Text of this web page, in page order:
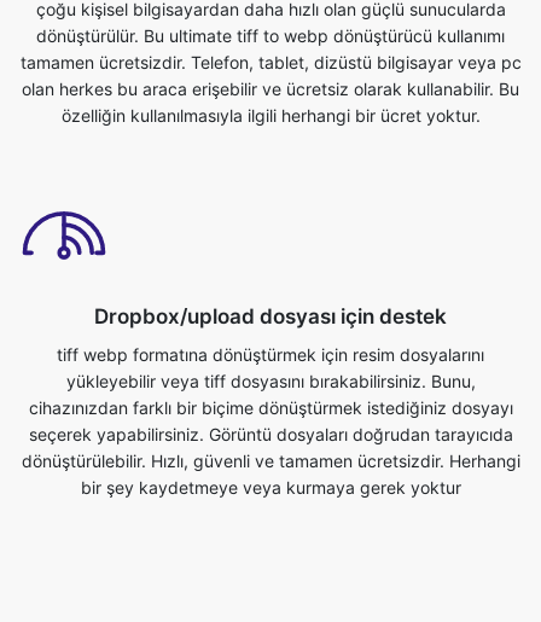
özelliğin kullanılmasıyla ilgili herhangi bir ücret yoktur.
tiff webp formatına dönüştürmek için resim dosyalarını
cihazınızdan farklı bir biçime dönüştürmek istediğiniz dosyayı
seçerek yapabilirsiniz. Görüntü dosyaları doğrudan tarayıcıda
dönüştürülebilir. Hızlı, güvenli ve tamamen ücretsizdir. Herhangi
bir şey kaydetmeye veya kurmaya gerek yoktur